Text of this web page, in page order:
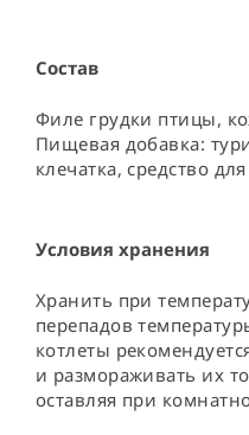
Состав
Филе грудки птицы,
Пищевая добавка:
клечатка, средство
Условия хранения
Хранить при
перепадов
котлеты
и размораживать их
оставляя при